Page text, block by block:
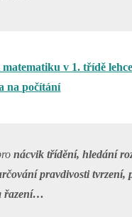
v 1. třídě
na počítání
nácvik třídění, hledání
pravdivosti tvrzení,
řazení…